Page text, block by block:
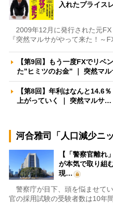
入れたプライス
2009年12月に発行された元
『突然マルサがやって来た！～
【第9回】もう一度FXでリ
た”ヒミツのお金” ｜ 突然マ
【第8回】年利はなんと14.6
上がっていく ｜ 突然マルサ…
河合雅司「人口減少ニ
【「警察官離れ
が本気で取り組
現…
警察庁が目下、頭を悩ませて
官の採用試験の受験者数は10年